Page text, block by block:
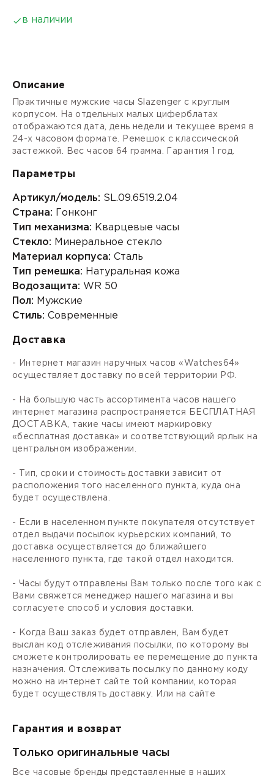
в наличии
Описание
Практичные мужские часы Slazenger с круглым
корпусом. На отдельных малых циферблатах
отображаются дата, день недели и текущее время в
24-х часовом формате. Ремешок с классической
застежкой. Вес часов 64 грамма. Гарантия 1 год.
Параметры
Артикул/модель: SL.09.6519.2.04
Страна: Гонконг
Тип механизма: Кварцевые часы
Стекло: Минеральное стекло
Материал корпуса: Сталь
Тип ремешка: Натуральная кожа
Водозащита: WR 50
Пол: Мужские
Стиль: Современные
Доставка
- Интернет магазин наручных часов «Watches64»
осуществляет доставку по всей территории РФ.
- На большую часть ассортимента часов нашего
интернет магазина распространяется БЕСПЛАТНАЯ
ДОСТАВКА, такие часы имеют маркировку
«бесплатная доставка» и соответствующий ярлык на
центральном изображении.
- Тип, сроки и стоимость доставки зависит от
расположения того населенного пункта, куда она
будет осуществлена.
- Если в населенном пункте покупателя отсутствует
отдел выдачи посылок курьерских компаний, то
доставка осуществляется до ближайшего
населенного пункта, где такой отдел находится.
- Часы будут отправлены Вам только после того как с
Вами свяжется менеджер нашего магазина и вы
согласуете способ и условия доставки.
- Когда Ваш заказ будет отправлен, Вам будет
выслан код отслеживания посылки, по которому вы
сможете контролировать ее перемещение до пункта
назначения. Отслеживать посылку по данному коду
можно на интернет сайте той компании, которая
будет осуществлять доставку. Или на сайте
Гарантия и возврат
Только оригинальные часы
Все часовые бренды представленные в наших